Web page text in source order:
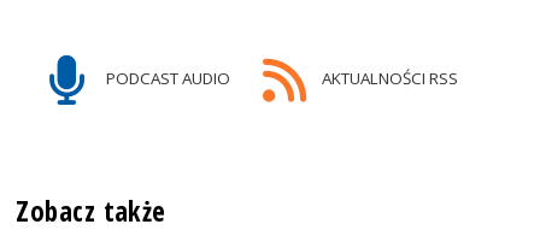
PODCAST AUDIO AKTUALNOŚCI RSS
Zobacz także